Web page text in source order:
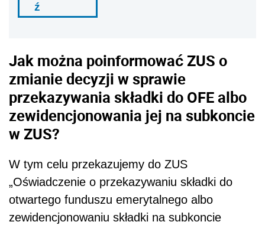
ź
Jak można poinformować ZUS o
zmianie decyzji w sprawie
przekazywania składki do OFE albo
zewidencjonowania jej na subkoncie
w ZUS?
W tym celu przekazujemy do ZUS
„Oświadczenie o przekazywaniu składki do
otwartego funduszu emerytalnego albo
zewidencjonowaniu składki na subkoncie